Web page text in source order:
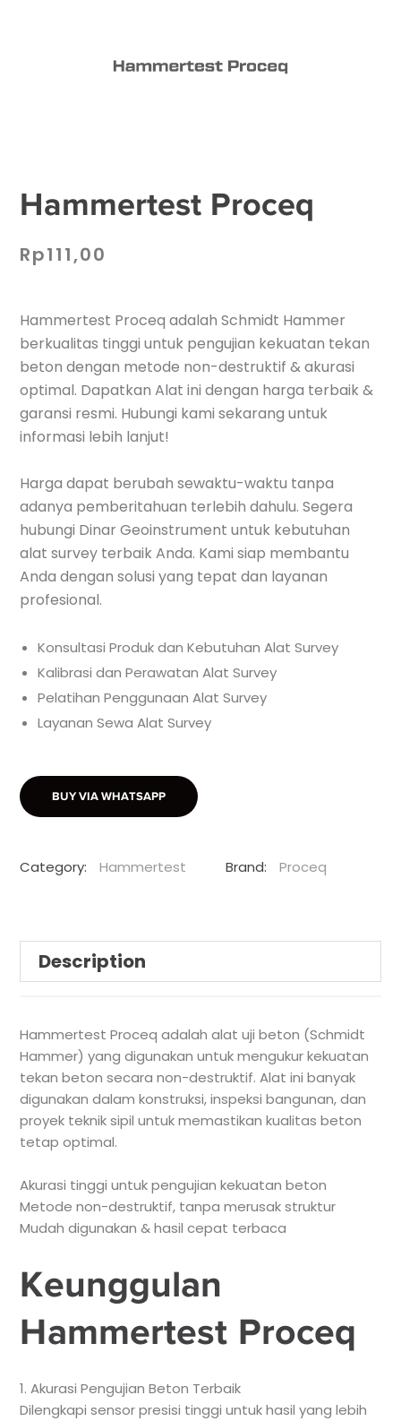
Hammertest Proceq
Rp111,00
Hammertest Proceq adalah Schmidt Hammer
berkualitas tinggi untuk pengujian kekuatan tekan
beton dengan metode non-destruktif & akurasi
optimal. Dapatkan Alat ini dengan harga terbaik &
garansi resmi. Hubungi kami sekarang untuk
informasi lebih lanjut!
Harga dapat berubah sewaktu-waktu tanpa
adanya pemberitahuan terlebih dahulu. Segera
hubungi Dinar Geoinstrument untuk kebutuhan
alat survey terbaik Anda. Kami siap membantu
Anda dengan solusi yang tepat dan layanan
profesional.
Konsultasi Produk dan Kebutuhan Alat Survey
Kalibrasi dan Perawatan Alat Survey
Pelatihan Penggunaan Alat Survey
Layanan Sewa Alat Survey
BUY VIA WHATSAPP
Category: Hammertest Brand: Proceq
Description
Hammertest Proceq adalah alat uji beton (Schmidt
Hammer) yang digunakan untuk mengukur kekuatan
tekan beton secara non-destruktif. Alat ini banyak
digunakan dalam konstruksi, inspeksi bangunan, dan
proyek teknik sipil untuk memastikan kualitas beton
tetap optimal.
Akurasi tinggi untuk pengujian kekuatan beton
Metode non-destruktif, tanpa merusak struktur
Mudah digunakan & hasil cepat terbaca
Keunggulan
Hammertest Proceq
1. Akurasi Pengujian Beton Terbaik
Dilengkapi sensor presisi tinggi untuk hasil yang lebih